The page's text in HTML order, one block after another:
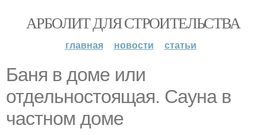
АРБОЛИТ ДЛЯ СТРОИТЕЛЬСТВА
главная новости статьи
Баня в доме или
отдельностоящая. Сауна в
частном доме